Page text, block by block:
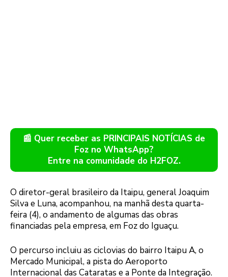
📰 Quer receber as PRINCIPAIS NOTÍCIAS de
Foz no WhatsApp?
Entre na comunidade do H2FOZ.
O diretor-geral brasileiro da Itaipu, general Joaquim
Silva e Luna, acompanhou, na manhã desta quarta-
feira (4), o andamento de algumas das obras
financiadas pela empresa, em Foz do Iguaçu.
O percurso incluiu as ciclovias do bairro Itaipu A, o
Mercado Municipal, a pista do Aeroporto
Internacional das Cataratas e a Ponte da Integração.